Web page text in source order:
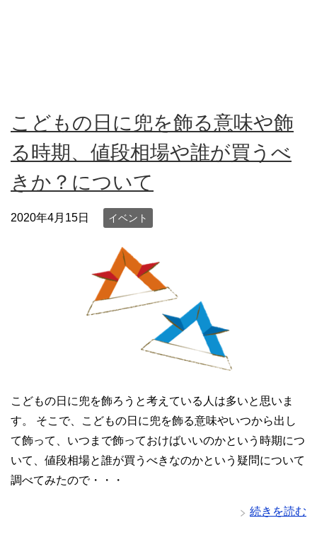
こどもの日に兜を飾る意味や飾
る時期、値段相場や誰が買うべ
きか？について
2020年4月15日 イベント
こどもの日に兜を飾ろうと考えている人は多いと思いま
す。 そこで、こどもの日に兜を飾る意味やいつから出し
て飾って、いつまで飾っておけばいいのかという時期につ
いて、値段相場と誰が買うべきなのかという疑問について
調べてみたので・・・
続きを読む